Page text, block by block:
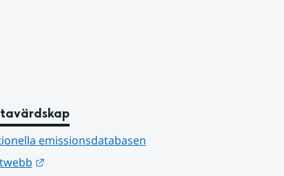
emissionsdatabasen
Länk till annan webbplats.